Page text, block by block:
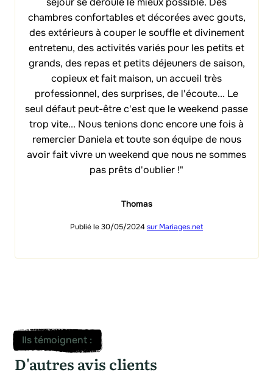
chambres confortables et décorées avec gouts,
des extérieurs à couper le souffle et divinement
entretenu, des activités variés pour les petits et
grands, des repas et petits déjeuners de saison,
copieux et fait maison, un accueil très
professionnel, des surprises, de l'écoute... Le
seul défaut peut-être c'est que le weekend passe
trop vite... Nous tenions donc encore une fois à
remercier Daniela et toute son équipe de nous
avoir fait vivre un weekend que nous ne sommes
pas prêts d'oublier !"
Thomas
Publié le 30/05/2024sur Mariages.net
Ils témoignent:
D'autres avis clients